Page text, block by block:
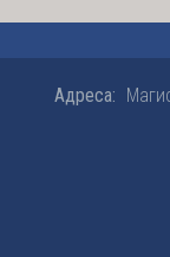
Адреса: